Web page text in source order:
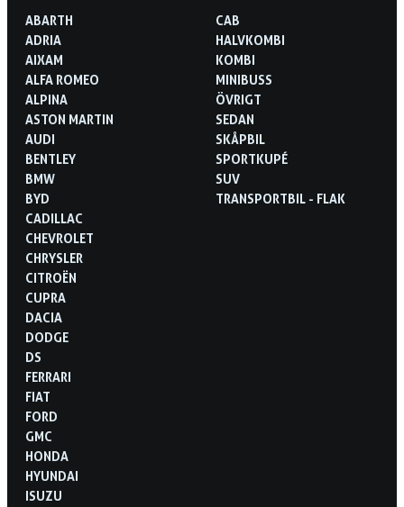
ABARTH
ADRIA
AIXAM
ALFA ROMEO
ALPINA
ASTON MARTIN
AUDI
BENTLEY
BMW
BYD
CADILLAC
CHEVROLET
CHRYSLER
CITROËN
CUPRA
DACIA
DODGE
DS
FERRARI
FIAT
FORD
GMC
HONDA
HYUNDAI
ISUZU
CAB
HALVKOMBI
KOMBI
MINIBUSS
ÖVRIGT
SEDAN
SKÅPBIL
SPORTKUPÉ
SUV
TRANSPORTBIL - FLAK